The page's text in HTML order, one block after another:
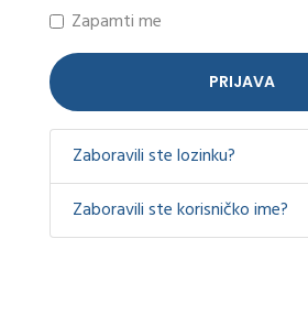
Zapamti me
PRIJAVA
Zaboravili ste lozinku?
Zaboravili ste korisničko ime?